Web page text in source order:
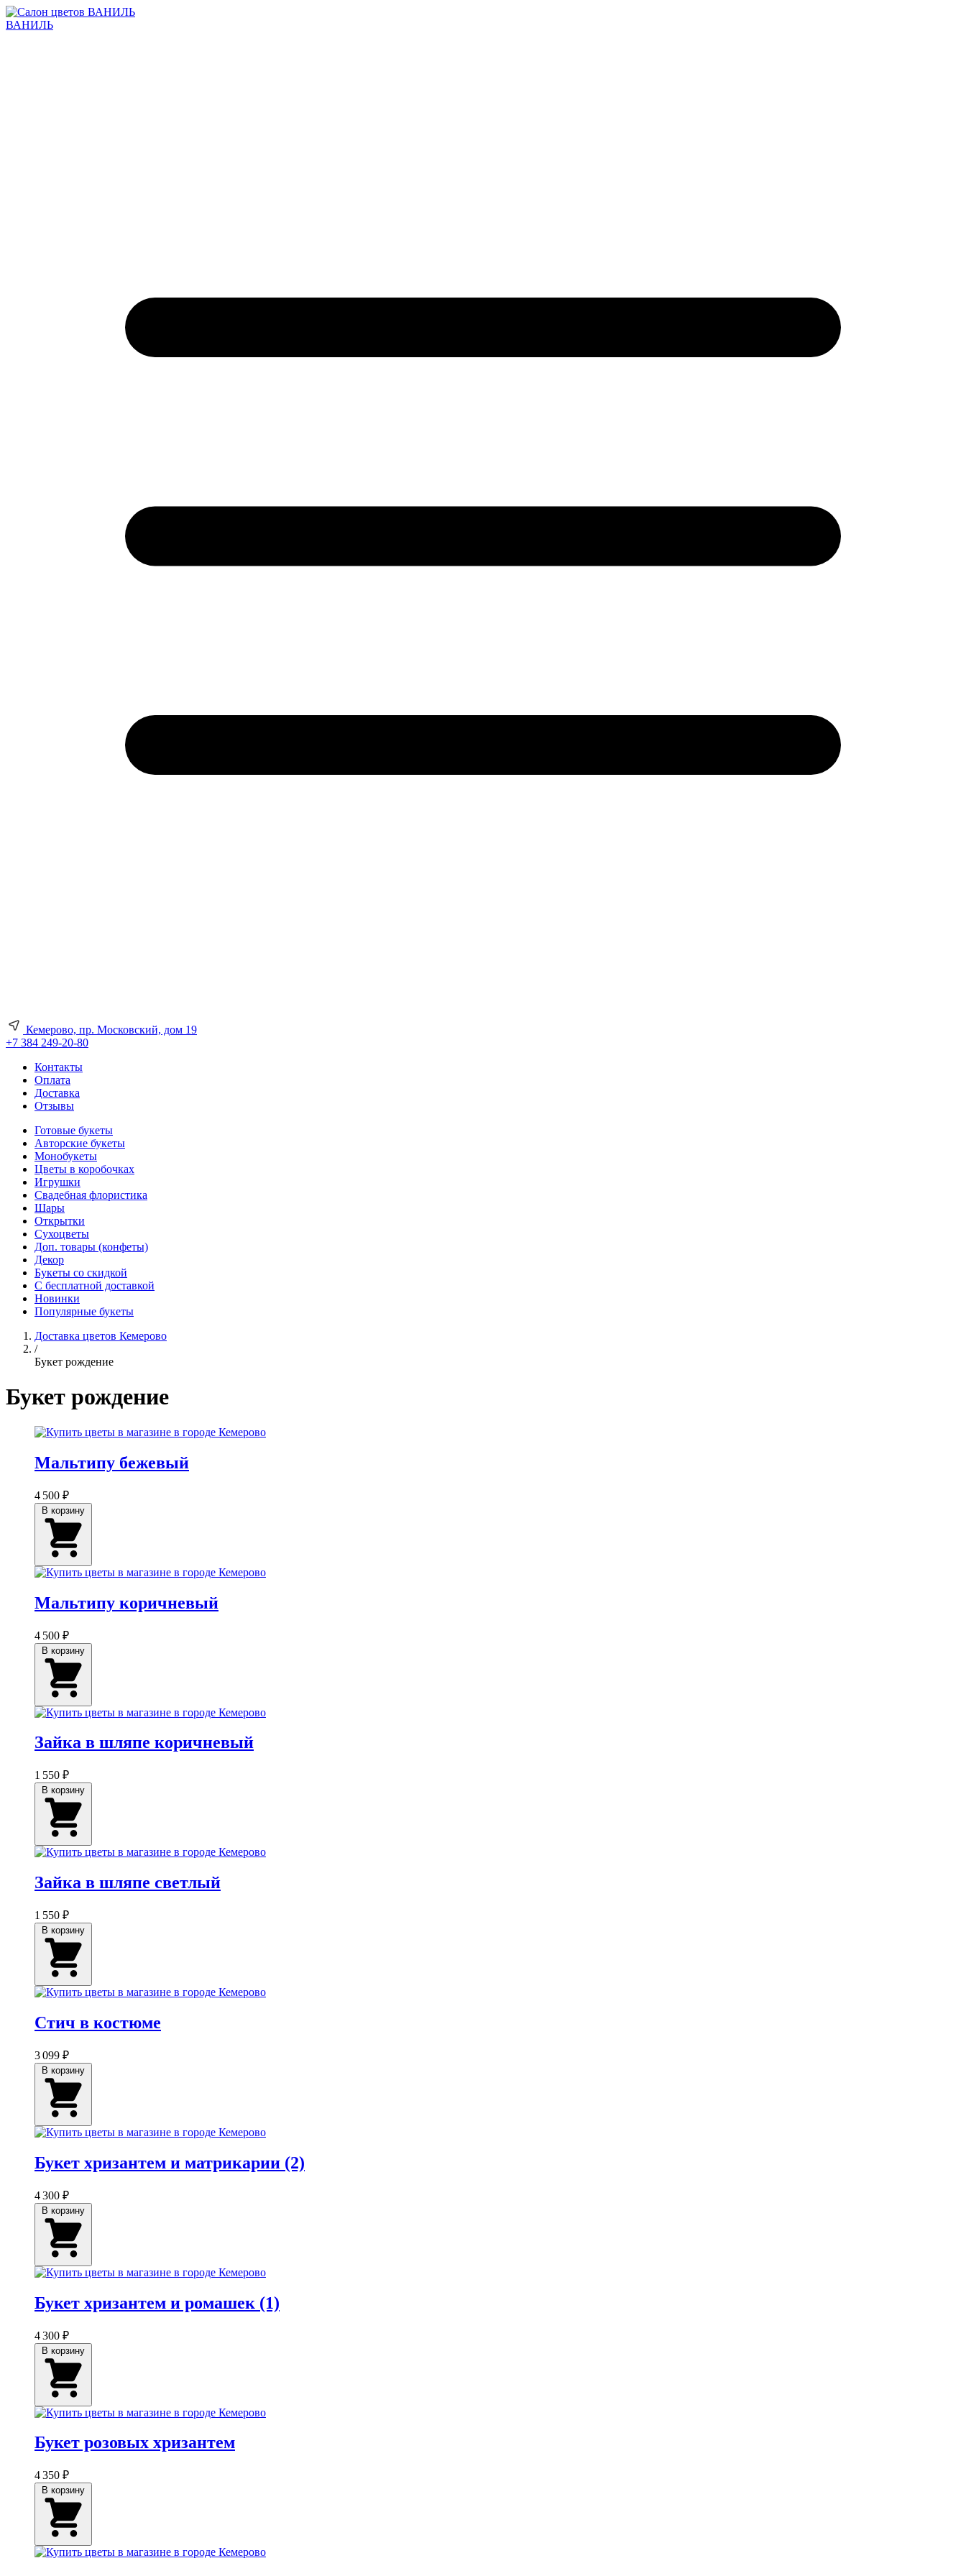
ВАНИЛЬ
Кемерово, пр. Московский, дом 19
+7 384 249-20-80
Контакты
Оплата
Доставка
Отзывы
Готовые букеты
Авторские букеты
Монобукеты
Цветы в коробочках
Игрушки
Свадебная флористика
Шары
Открытки
Сухоцветы
Доп. товары (конфеты)
Декор
Букеты со скидкой
С бесплатной доставкой
Новинки
Популярные букеты
Доставка цветов Кемерово
/
Букет рождение
Букет рождение
Мальтипу бежевый
4 500 ₽
Мальтипу коричневый
4 500 ₽
Зайка в шляпе коричневый
1 550 ₽
Зайка в шляпе светлый
1 550 ₽
Стич в костюме
3 099 ₽
Букет хризантем и матрикарии (2)
4 300 ₽
Букет хризантем и ромашек (1)
4 300 ₽
Букет розовых хризантем
4 350 ₽